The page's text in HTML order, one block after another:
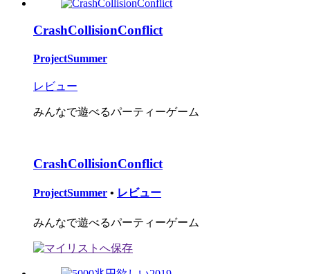
CrashCollisionConflict
ProjectSummer
レビュー
みんなで遊べるパーティーゲーム
CrashCollisionConflict
ProjectSummer • レビュー
みんなで遊べるパーティーゲーム